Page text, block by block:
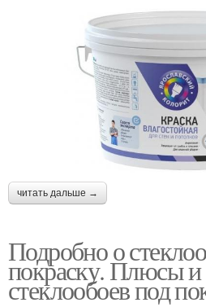
читать дальше →
Подробно о
покраску. Плюсы
стеклообоев под